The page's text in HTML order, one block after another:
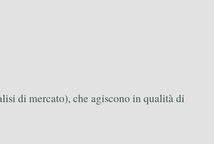
di mercato), che agiscono in qualità di